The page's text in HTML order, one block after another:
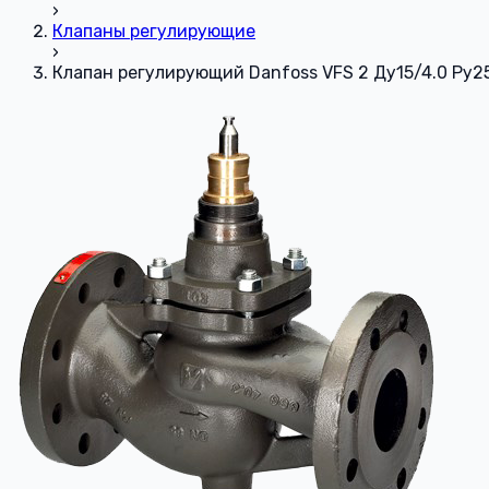
›
Клапаны регулирующие
›
Клапан регулирующий Danfoss VFS 2 Ду15/4.0